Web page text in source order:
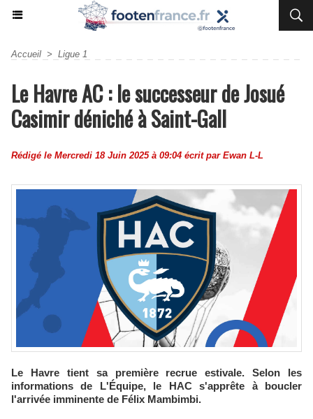
Accueil > Ligue 1
Le Havre AC : le successeur de Josué
Casimir déniché à Saint-Gall
Rédigé le Mercredi 18 Juin 2025 à 09:04 écrit par Ewan L-L
Le Havre tient sa première recrue estivale. Selon les
informations de L'Équipe, le HAC s'apprête à boucler
l'arrivée imminente de Félix Mambimbi.